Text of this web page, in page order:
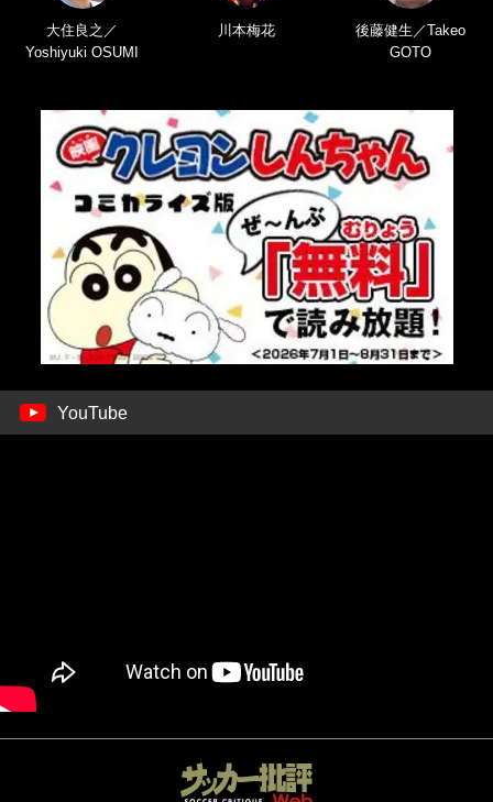
大住良之／
Yoshiyuki OSUMI
川本梅花
後藤健生／Takeo
GOTO
YouTube